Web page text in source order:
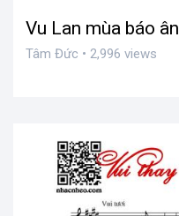
Vu Lan mùa báo ân
Tâm Đức • 2,996 views